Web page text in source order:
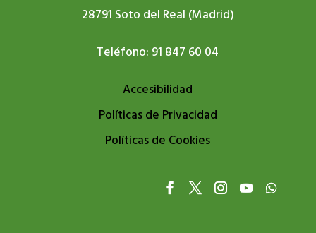
28791 Soto del Real (Madrid)
Teléfono: 91 847 60 04
Accesibilidad
Políticas de Privacidad
Políticas de Cookies